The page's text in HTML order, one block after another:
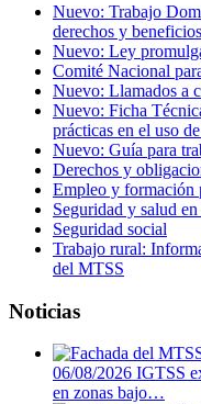
Nuevo: Trabajo
derechos y
Nuevo: Ley
Comité Nacional
Nuevo: Llamados a
Nuevo: Ficha
prácticas en el uso
Nuevo: Guía para
Derechos y
Empleo y formación
Seguridad y salud
Seguridad social
Trabajo rural:
del MTSS
Noticias
06/08/2026 IGTSS
en zonas bajo…